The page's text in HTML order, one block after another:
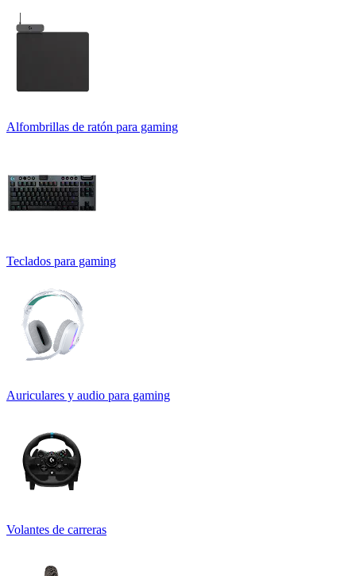
Alfombrillas de ratón para gaming
Teclados para gaming
Auriculares y audio para gaming
Volantes de carreras